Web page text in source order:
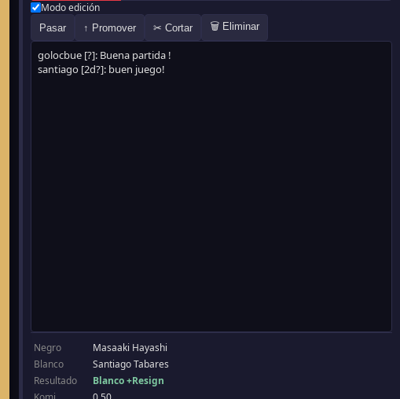
Modo edición
Pasar ↑ Promover ✂ Cortar 🗑 Eliminar
Negro
Masaaki Hayashi
Blanco
Santiago Tabares
Resultado
Blanco +Resign